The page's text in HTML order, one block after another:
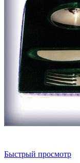
Быстрый просмотр